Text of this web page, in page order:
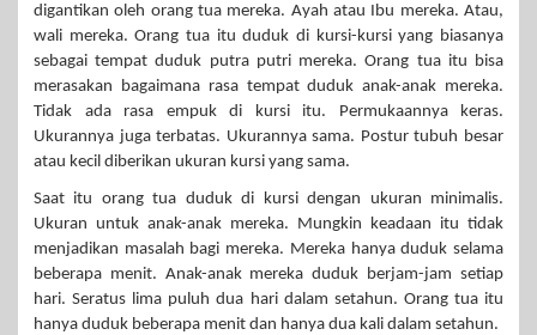
digantikan oleh orang tua mereka. Ayah atau Ibu mereka. Atau,
wali mereka. Orang tua itu duduk di kursi-kursi yang biasanya
sebagai tempat duduk putra putri mereka. Orang tua itu bisa
merasakan bagaimana rasa tempat duduk anak-anak mereka.
Tidak ada rasa empuk di kursi itu. Permukaannya keras.
Ukurannya juga terbatas. Ukurannya sama. Postur tubuh besar
atau kecil diberikan ukuran kursi yang sama.
Saat itu orang tua duduk di kursi dengan ukuran minimalis.
Ukuran untuk anak-anak mereka. Mungkin keadaan itu tidak
menjadikan masalah bagi mereka. Mereka hanya duduk selama
beberapa menit. Anak-anak mereka duduk berjam-jam setiap
hari. Seratus lima puluh dua hari dalam setahun. Orang tua itu
hanya duduk beberapa menit dan hanya dua kali dalam setahun.